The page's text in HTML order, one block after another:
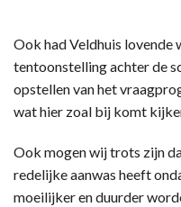
Ook had Veldhuis lovende
tentoonstelling achter de
opstellen van het
wat hier zoal bij komt
Ook mogen wij trots zijn
redelijke aanwas heeft
moeilijker en duurder